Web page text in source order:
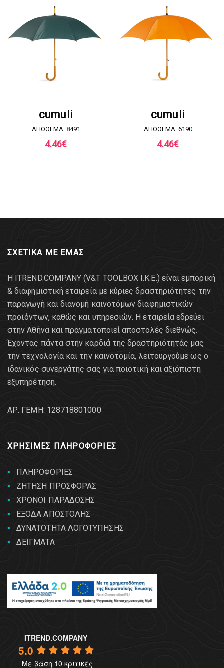
cumuli
ΑΠΟΘΕΜΑ: 8491
4.46€
cumuli
ΑΠΟΘΕΜΑ: 6190
4.46€
ΣΧΕΤΙΚΑ ΜΕ ΕΜΑΣ
Η ITREND.COMPANY (V&T TOOLBOX Ι.Κ.Ε.) είναι εμπορική
& διαφημιστική εταιρεία με κύριες δραστηριότητες την
παραγωγή και διανομή καινοτόμων διαφημιστικών
προϊόντων, καθώς και υπηρεσιών. Η εταιρεία εδρεύει
στην Αθήνα και πραγματοποιεί αποστολές διεθνώς.
Έχοντας πάντα στην καρδιά της δραστηριότητάς μας
την τεχνολογία και την καινοτομία, λειτουργούμε ως ο
ιδανικός συνεργάτης σας για ποιοτική και αξιόπιστη
εξυπηρέτηση.
AΡ. ΓΕΜΗ: 128718801000
ΧΡΗΣΙΜΕΣ ΠΛΗΡΟΦΟΡΙΕΣ
ΠΛΗΡΟΦΟΡΙΕΣ
ΖΗΤΗΣΗ ΠΡΟΣΦΟΡΑΣ
ΧΡΟΝΟΙ ΠΑΡΑΔΟΣΗΣ
ΕΞΟΔΑ ΑΠΟΣΤΟΛΗΣ
ΔΥΝΑΤΟΤΗΤΑ ΛΟΓΟΤΥΠΗΣΗΣ
ΔΕΙΓΜΑΤΑ
ITREND.COMPANY
5.0
Με βάση 10 κριτικές